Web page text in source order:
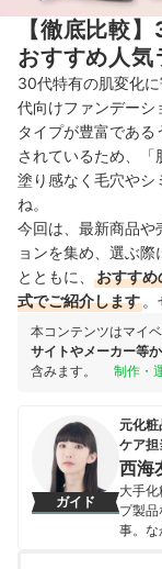
【徹底比較
おすすめ人
30代特有の肌変化
代向けファンデーシ
タイプが豊富であ
されているため、
塗り感なく毛穴やシ
ね。
今回は、最新商品
ョンを集め、選ぶ
とともに、
おすす
式でご紹介します
本コンテンツはマイ
サイトやメーカー等
含みます。
制作・
ガイド
元化粧
ケア担
西海
大手
プ製
事。な